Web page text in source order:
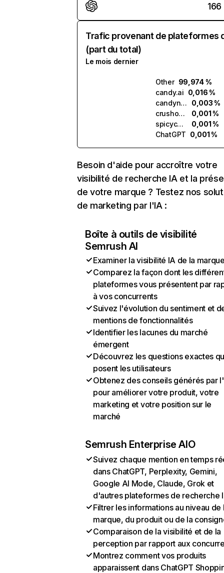
166
Trafic provenant de plateformes
(part du total)
Le mois dernier
Other 99,974 %
candy.ai 0,016 %
candynetwork.ai
0,003 %
crushon.ai
0,001 %
spicychat.ai
0,001 %
ChatGPT 0,001 %
Besoin d'aide pour accroître votre
visibilité de recherche IA et la
de votre marque ? Testez nos
de marketing par l'IA :
Boîte à outils de visibilité
Semrush AI
Examiner la visibilité IA de la
Comparez la façon dont les
plateformes vous présentent par
à vos concurrents
Suivez l'évolution du sentiment et
mentions de fonctionnalités
Identifier les lacunes du marché
émergent
Découvrez les questions exactes
posent les utilisateurs
Obtenez des conseils générés par
pour améliorer votre produit, votre
marketing et votre position sur le
marché
Semrush Enterprise AIO
Suivez chaque mention en temps
dans ChatGPT, Perplexity, Gemini,
Google AI Mode, Claude, Grok et
d'autres plateformes de recherche
Filtrer les informations au niveau de
marque, du produit ou de la
Comparaison de la visibilité et de la
perception par rapport aux
Montrez comment vos produits
apparaissent dans ChatGPT